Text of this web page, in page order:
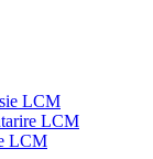
LCM
LCM
LCM